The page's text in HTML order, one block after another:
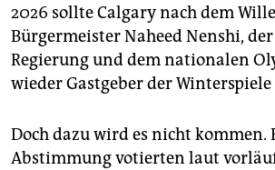
2026 sollte Calgary nach dem
Bürgermeister Naheed Nenshi,
Regierung und dem nationalen
wieder Gastgeber der Winterspiele
Doch dazu wird es nicht kommen.
Abstimmung votierten laut